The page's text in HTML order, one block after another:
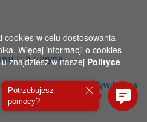
cookies w celu dostosowania
Więcej informacji o cookies
znajdziesz w naszej Polityce
lub ukrycia
Ludności i Obrony Cywilnej w
Potrzebujesz
pomocy?